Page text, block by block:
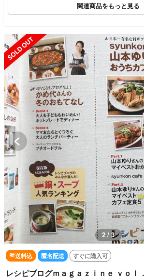
関連商品をもっと見る
SOLD OUT
2 / 3
送料込 匿名配送 すぐに購入可
レシピブログｍａｇａｚｉｎｅ ｖｏ